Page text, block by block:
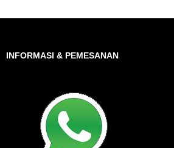
INFORMASI & PEMESANAN